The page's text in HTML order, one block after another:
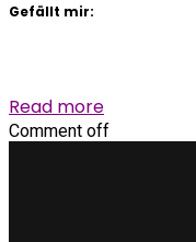
Gefällt mir:
Read more
Comment off